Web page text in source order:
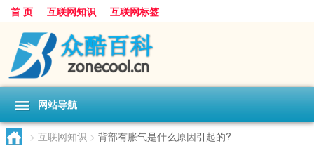
首 页 互联网知识 互联网标签
网站导航
> 互联网知识 > 背部有胀气是什么原因引起的?